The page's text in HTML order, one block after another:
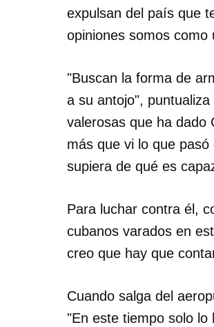
expulsan del país que
opiniones somos como
"Buscan la forma de
a su antojo",
valerosas que ha dado
más que vi lo que
supiera de qué es
Para luchar contra él,
cubanos varados en
creo que hay que
Cuando salga del
"En este tiempo solo